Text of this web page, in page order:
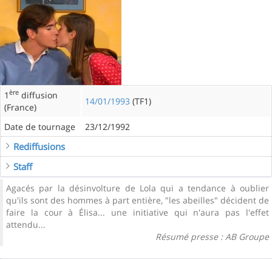
1 ère diffusion
(France)
14/01/1993 (TF1)
Date de tournage 23/12/1992
Rediffusions
Staff
Agacés par la désinvolture de Lola qui a tendance à oublier
qu'ils sont des hommes à part entière, "les abeilles" décident de
faire la cour à Élisa... une initiative qui n'aura pas l'effet
attendu...
Résumé presse : AB Groupe